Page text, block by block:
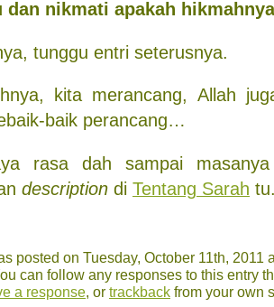
dan nikmati apakah
tunggu entri seterusnya.
kita merancang, Allah
baik perancang…
rasa dah sampai
description di Tentang Sarah
posted on Tuesday, October 11th, 2011
can follow any responses to this entry
a response, or trackback from your own